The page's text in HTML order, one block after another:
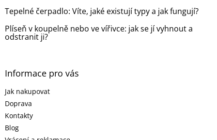
p
s
Tepelné čerpadlo: Víte, jaké existují typy a jak fungují?
Plíseň v koupelně nebo ve vířivce: jak se jí vyhnout a
odstranit ji?
Informace pro vás
Jak nakupovat
Doprava
Kontakty
Blog